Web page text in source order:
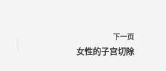
下一页
女性的子宫切除